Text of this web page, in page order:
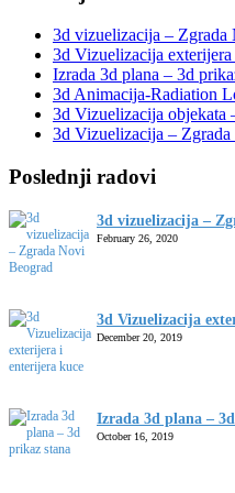
3d vizuelizacija – Zgrada
3d Vizuelizacija
Izrada 3d plana – 3d
3d Animacija-Radiation
3d Vizuelizacija objekata
3d Vizuelizacija –
Poslednji radovi
3d vizuelizacija –
February 26, 2020
3d Vizuelizacija
December 20, 2019
Izrada 3d plana –
October 16, 2019